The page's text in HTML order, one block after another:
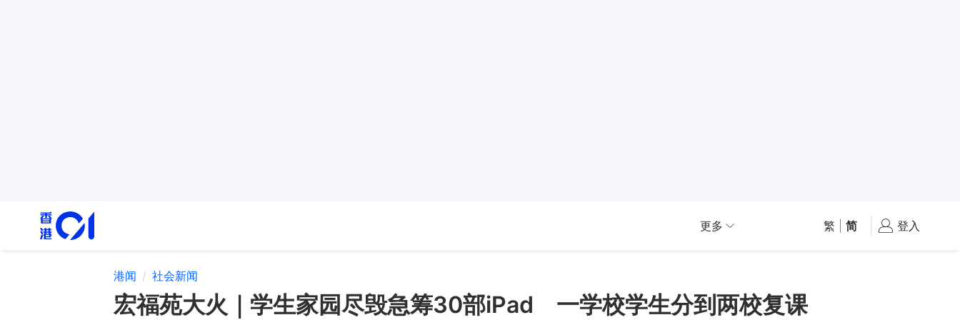
更多 繁 简 登入
港闻 社会新闻
宏福苑大火｜学生家园尽毁急筹30部iPad 一学校学生分到两校复课